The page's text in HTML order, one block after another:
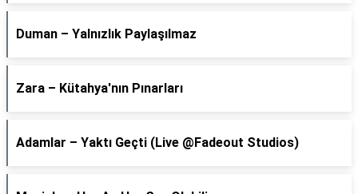
Duman – Yalnızlık Paylaşılmaz
Zara – Kütahya'nın Pınarları
Adamlar – Yaktı Geçti (Live @Fadeout Studios)